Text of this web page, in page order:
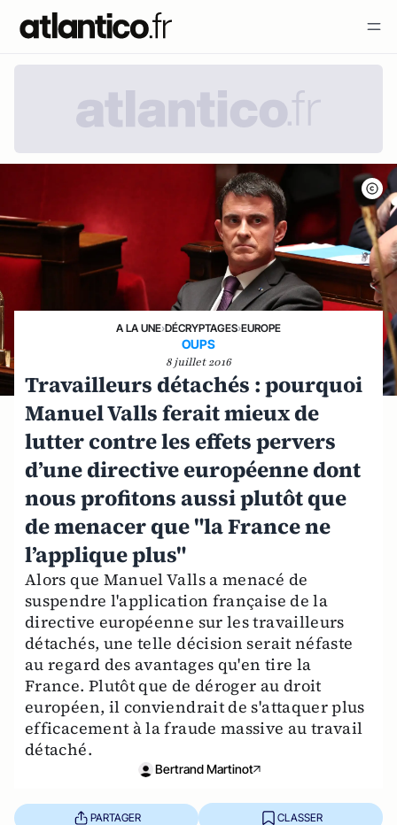
A LA UNE›DÉCRYPTAGES›EUROPE
OUPS
8 juillet 2016
Travailleurs détachés : pourquoi
Manuel Valls ferait mieux de
lutter contre les effets pervers
d’une directive européenne dont
nous profitons aussi plutôt que
de menacer que "la France ne
l’applique plus"
Alors que Manuel Valls a menacé de
suspendre l'application française de la
directive européenne sur les travailleurs
détachés, une telle décision serait néfaste
au regard des avantages qu'en tire la
France. Plutôt que de déroger au droit
européen, il conviendrait de s'attaquer plus
efficacement à la fraude massive au travail
détaché.
Bertrand Martinot
PARTAGER CLASSER